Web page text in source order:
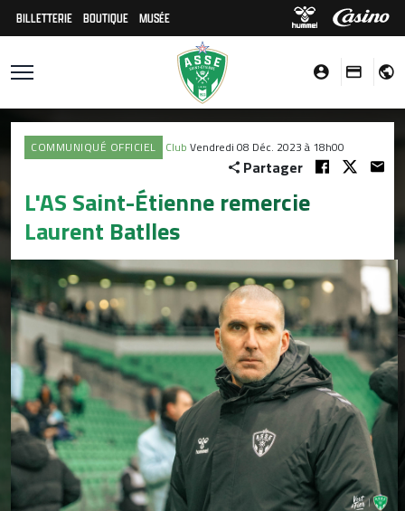
BILLETTERIE BOUTIQUE MUSÉE
COMMUNIQUÉ OFFICIEL Club Vendredi 08 Déc. 2023 à 18h00
Partager
L'AS Saint-Étienne remercie
Laurent Batlles